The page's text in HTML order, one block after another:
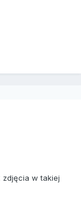
zdjęcia w takiej